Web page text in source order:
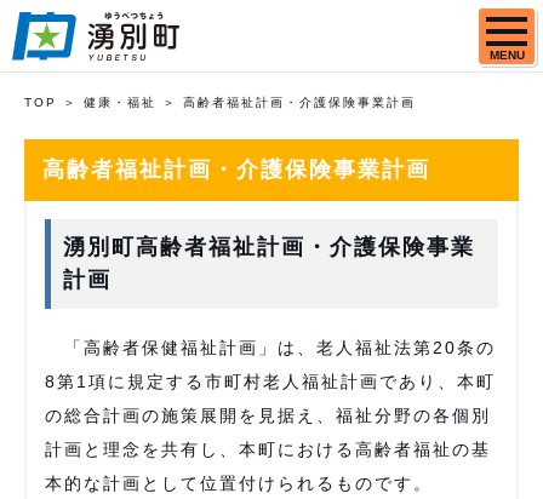
MENU
TOP 健康・福祉 高齢者福祉計画・介護保険事業計画
高齢者福祉計画・介護保険事業計画
湧別町高齢者福祉計画・介護保険事業
計画
「高齢者保健福祉計画」は、老人福祉法第20条の
8第1項に規定する市町村老人福祉計画であり、本町
の総合計画の施策展開を見据え、福祉分野の各個別
計画と理念を共有し、本町における高齢者福祉の基
本的な計画として位置付けられるものです。